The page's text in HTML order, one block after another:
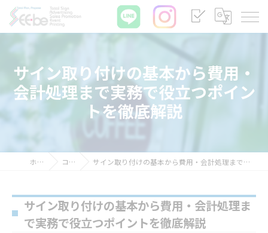
サイン取り付けの基本から費用・
会計処理まで実務で役立つポイン
トを徹底解説
ホーム コラム サイン取り付けの基本から費用・会計処理まで実務で役立つポイントを徹底解説
サイン取り付けの基本から費用・会計処理ま
で実務で役立つポイントを徹底解説